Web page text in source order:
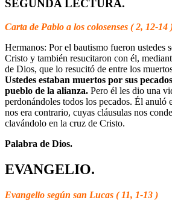
SEGUNDA LECTURA.
Carta de Pablo a los colosenses ( 2, 12-14
Hermanos: Por el bautismo fueron ustedes
Cristo y también resucitaron con él,
de Dios, que lo resucitó de entre los
Ustedes estaban muertos por sus
pueblo de la alianza. Pero él les dio una
perdonándoles todos los pecados. Él anuló
nos era contrario, cuyas cláusulas nos
clavándolo en la cruz de Cristo.
Palabra de Dios.
EVANGELIO.
Evangelio según san Lucas ( 11, 1-13 )